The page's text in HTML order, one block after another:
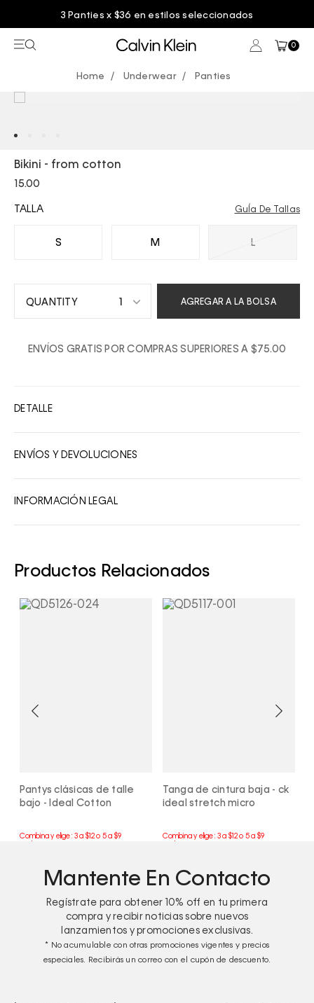
3 Panties x $36 en estilos seleccionados
0
Underwear Panties
Bikini - from cotton
15.00
TALLA
S M L
GuÍa De Tallas
1
2
AGREGAR A LA BOLSA
ENVÍOS GRATIS POR COMPRAS SUPERIORES A $75.00
DETALLE
ENVÍOS Y DEVOLUCIONES
INFORMACIÓN LEGAL
Productos Relacionados
Pantys clásicas de talle
bajo - Ideal Cotton
Tanga de cintura baja - ck
ideal stretch micro
Mantente En Contacto
Regístrate para obtener 10% off en tu primera
compra y recibir noticias sobre nuevos
lanzamientos y promociones exclusivas.
* No acumulable con otras promociones vigentes y precios
especiales. Recibirás un correo con el cupón de descuento.